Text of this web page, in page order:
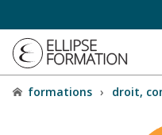
formations › droit,